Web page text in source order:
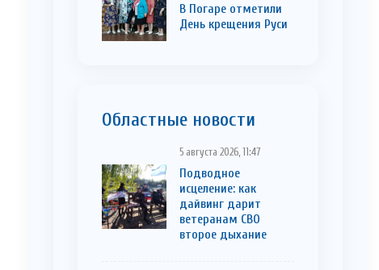
В Погаре отметили
День крещения Руси
Областные новости
5 августа 2026, 11:47
Подводное
исцеление: как
дайвинг дарит
ветеранам СВО
второе дыхание